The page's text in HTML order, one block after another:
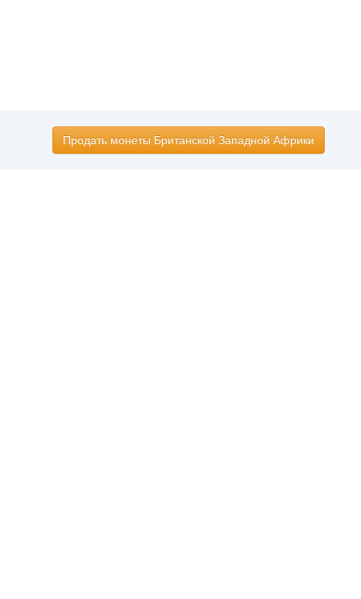
Продать монеты Британской Западной Африки